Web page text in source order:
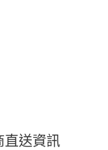
直送資訊